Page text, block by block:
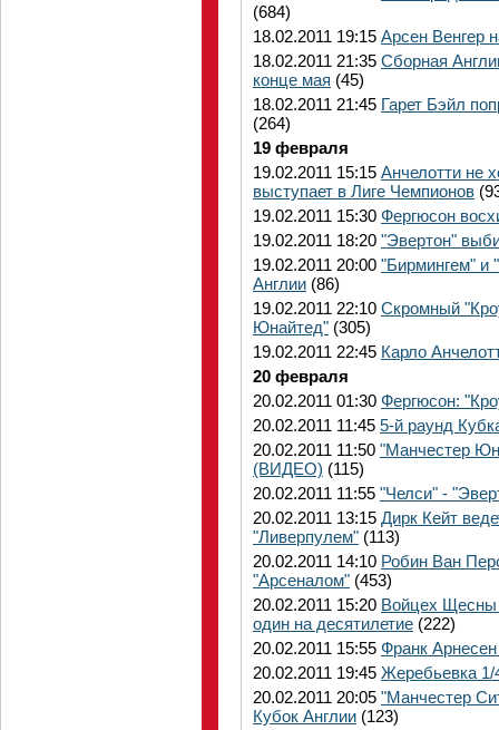
(684)
18.02.2011 19:15 Арсен Венгер
18.02.2011 21:35 Сборная
конце мая (45)
18.02.2011 21:45 Гарет Бэйл
(264)
19 февраля
19.02.2011 15:15 Анчелотти не
выступает в Лиге Чемпионов
19.02.2011 15:30 Фергюсон
19.02.2011 18:20 "Эвертон"
19.02.2011 20:00 "Бирмингем" и
Англии (86)
19.02.2011 22:10 Скромный
Юнайтед" (305)
19.02.2011 22:45 Карло
20 февраля
20.02.2011 01:30 Фергюсон:
20.02.2011 11:45 5-й раунд
20.02.2011 11:50 "Манчестер
(ВИДЕО) (115)
20.02.2011 11:55 "Челси" -
20.02.2011 13:15 Дирк Кейт
"Ливерпулем" (113)
20.02.2011 14:10 Робин Ван
"Арсеналом" (453)
20.02.2011 15:20 Войцех Щесны
один на десятилетие (222)
20.02.2011 15:55 Франк Арнесен
20.02.2011 19:45 Жеребьевка 1/
20.02.2011 20:05 "Манчестер
Кубок Англии (123)